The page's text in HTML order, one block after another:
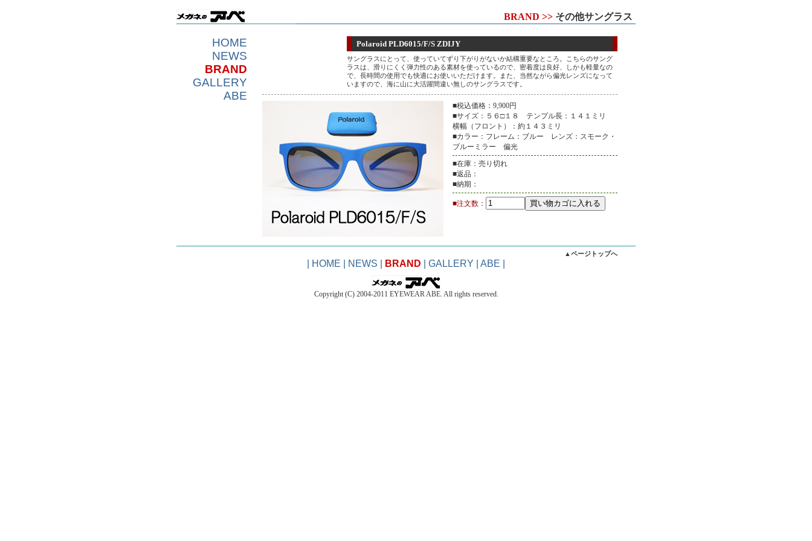
BRAND >> その他サングラス
HOME
NEWS
BRAND
GALLERY
ABE
Polaroid PLD6015/F/S ZDIJY
サングラスにとって、使っていてずり下がりがないか結構重要なところ。こちらのサング
ラスは、滑りにくく弾力性のある素材を使っているので、密着度は良好、しかも軽量なの
で、長時間の使用でも快適にお使いいただけます。また、当然ながら偏光レンズになって
いますので、海に山に大活躍間違い無しのサングラスです。
■税込価格：9,900円
■サイズ：５６□１８ テンプル長：１４１ミリ
横幅（フロント）：約１４３ミリ
■カラー：フレーム：ブルー レンズ：スモーク・
ブルーミラー 偏光
■在庫：売り切れ
■返品：
■納期：
■注文数：
▲ページトップへ
HOME NEWS BRAND GALLERY ABE
Copyright (C) 2004-2011 EYEWEAR ABE. All rights reserved.